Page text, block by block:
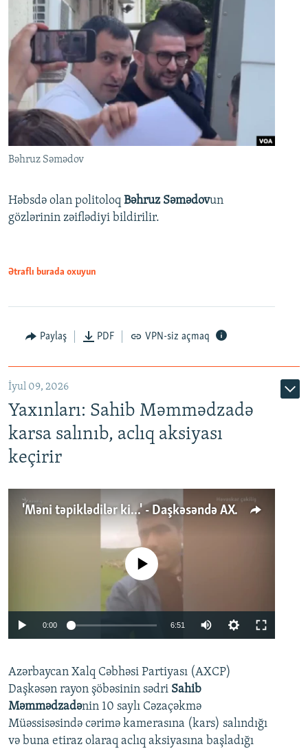
Bəhruz Səmədov
Həbsdə olan politoloq Bəhruz Səmədovun
gözlərinin zəiflədiyi bildirilir.
Ətraflı burada oxuyun
Paylaş PDF VPN-siz açmaq
İyul 09, 2026
Yaxınları: Sahib Məmmədzadə
karsa salınıb, aclıq aksiyası
keçirir
'Məni təpiklədilər ki...' - Daşkəsəndə AXCP fəalının yaxınları onun həbsinə etiraz edirlər
Auto 240p 360p
720p 1080p
No media source currently available
0:00 6:51
360p
720p
1080p
Azərbaycan Xalq Cəbhəsi Partiyası (AXCP)
Daşkəsən rayon şöbəsinin sədri Sahib
Məmmədzadənin 10 saylı Cəzaçəkmə
Müəssisəsində cərimə kamerasına (kars) salındığı
və buna etiraz olaraq aclıq aksiyasına başladığı